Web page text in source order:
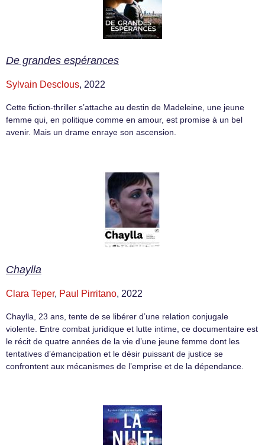
De grandes espérances
Sylvain Desclous, 2022
Cette fiction-thriller s’attache au destin de Madeleine, une jeune
femme qui, en politique comme en amour, est promise à un bel
avenir. Mais un drame enraye son ascension.
Chaylla
Clara Teper, Paul Pirritano, 2022
Chaylla, 23 ans, tente de se libérer d’une relation conjugale
violente. Entre combat juridique et lutte intime, ce documentaire est
le récit de quatre années de la vie d’une jeune femme dont les
tentatives d’émancipation et le désir puissant de justice se
confrontent aux mécanismes de l’emprise et de la dépendance.